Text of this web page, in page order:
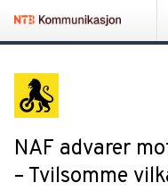
NAF advarer
– Tvilsomme